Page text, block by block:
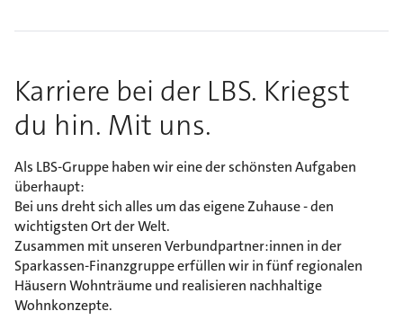
Karriere bei der LBS. Kriegst
du hin. Mit uns.
Als LBS-Gruppe haben wir eine der schönsten Aufgaben
überhaupt:
Bei uns dreht sich alles um das eigene Zuhause - den
wichtigsten Ort der Welt.
Zusammen mit unseren Verbundpartner:innen in der
Sparkassen-Finanzgruppe erfüllen wir in fünf regionalen
Häusern Wohnträume und realisieren nachhaltige
Wohnkonzepte.